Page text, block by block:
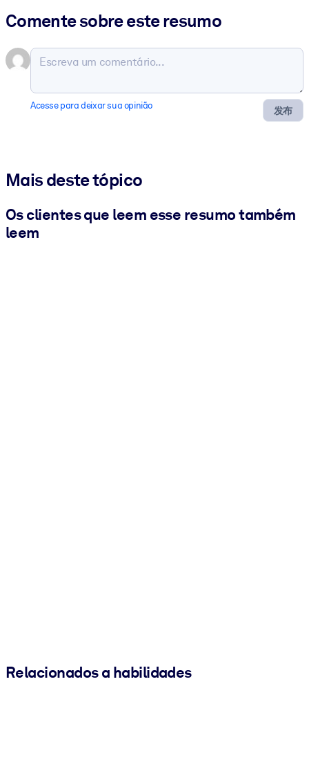
Comente sobre este resumo
发布
Acesse para deixar sua opinião
Mais deste tópico
Os clientes que leem esse resumo também
leem
Relacionados a habilidades